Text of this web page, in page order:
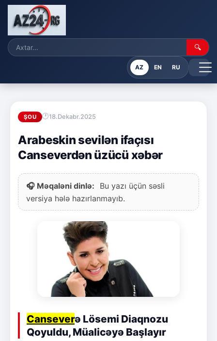
🔍
AZ EN RU
ŞOU 18.Dekabr.2025
Arabeskin sevilən ifaçısı
Canseverdən üzücü xəbər
🎧 Məqaləni dinlə:
Bu yazı üçün səsli
versiya hələ hazırlanmayıb.
Canseverə Lösemi Diaqnozu
Qoyuldu, Müalicəyə Başlayır